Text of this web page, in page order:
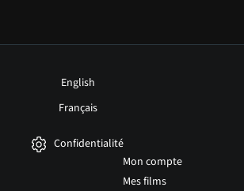
English
Français
Confidentialité
Mon compte
Mes films